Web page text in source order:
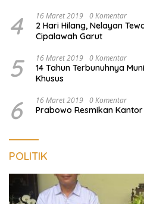
4 16 Maret 2019 0 Komentar
2 Hari Hilang, Nelayan
Cipalawah Garut
5 16 Maret 2019 0 Komentar
14 Tahun Terbunuhnya
Khusus
6 16 Maret 2019 0 Komentar
Prabowo Resmikan
POLITIK